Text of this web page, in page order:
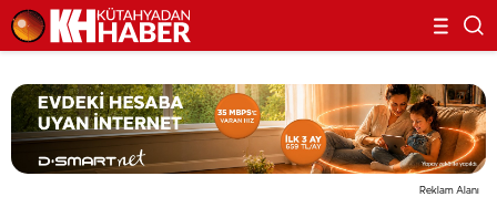
Reklam Alanı